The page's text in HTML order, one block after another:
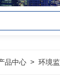
品中心 >环境